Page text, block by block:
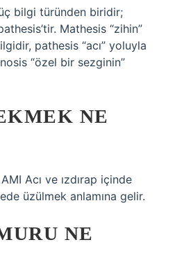
bilgi türünden biridir;
Mathesis “zihin”
pathesis “acı” yoluyla
“özel bir sezginin”
NE
Acı ve ızdırap içinde
üzülmek anlamına gelir.
NE